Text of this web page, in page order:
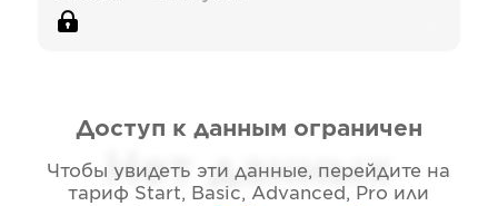
Нет данных
Доступ к данным ограничен
Чтобы увидеть эти данные, перейдите на
тариф Start, Basic, Advanced, Pro или